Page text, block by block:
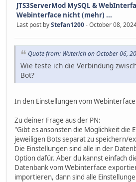
JTS3ServerMod MySQL &
Webinterface nicht (mehr) ...
Last post byStefan1200- October 08,
Quote from: Wüterich on October 06,
Wie teste ich die Verbindung
Bot?
In den Einstellungen vom
Zu deiner Frage aus der PN:
"Gibt es ansonsten die Möglichkeit die
jeweiligen Bots separat zu speichern/
Die Einstellungen sind alle in der
Option dafür. Aber du kannst einfach
Datenbank vom Webinterface
importieren, dann sind alle